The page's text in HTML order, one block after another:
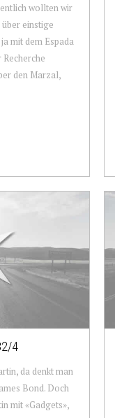
wollten wir
einstige
mit dem Espada
den Marzal,
4
da denkt man
Bond. Doch
mit «Gadgets»,